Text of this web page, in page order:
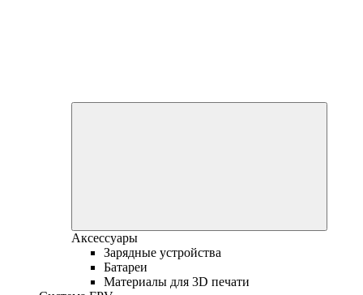
Аксессуары
Зарядные устройства
Батареи
Материалы для 3D печати